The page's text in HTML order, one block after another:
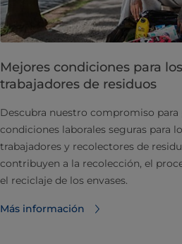
Mejores condiciones para los
trabajadores de residuos
Descubra nuestro compromiso
condiciones laborales seguras para
trabajadores y recolectores de
contribuyen a la recolección, el
el reciclaje de los envases.
Más información